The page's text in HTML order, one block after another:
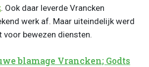
. Ook daar leverde Vrancken
werk af. Maar uiteindelijk werd
voor bewezen diensten.
blamage Vrancken; Godts